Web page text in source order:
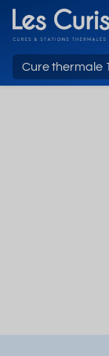
Cure thermale